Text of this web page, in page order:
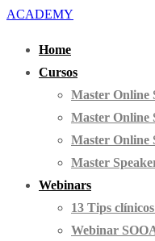
Home
Cursos
Master Online
Master Online
Master Online
Master
Webinars
13 Tips
Webinar